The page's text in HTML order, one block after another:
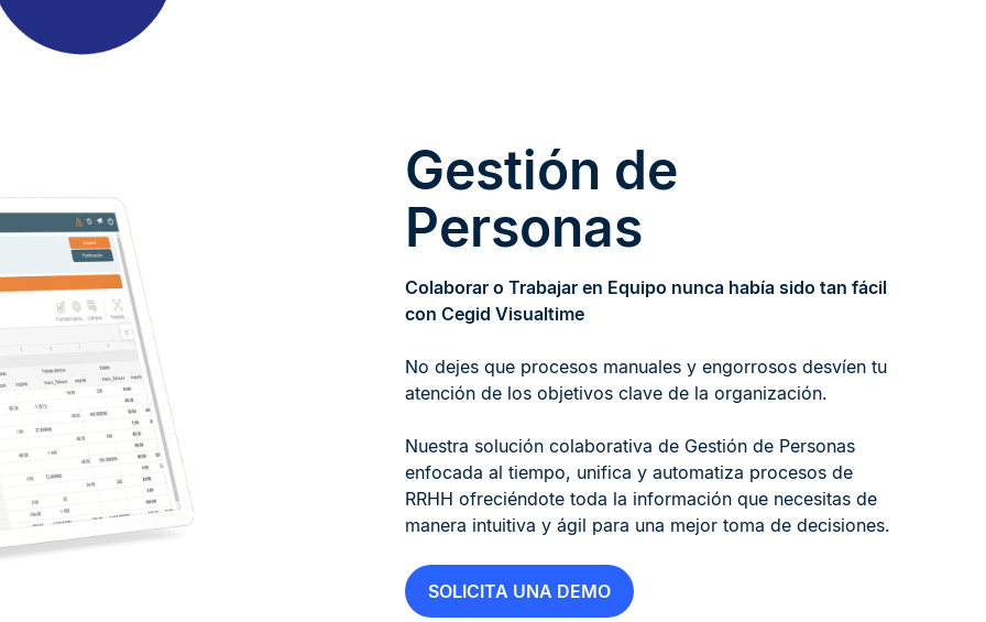
Gestión de
Personas
Colaborar o Trabajar en Equipo nunca había sido tan fácil
con Cegid Visualtime
No dejes que procesos manuales y engorrosos desvíen tu
atención de los objetivos clave de la organización.
Nuestra solución colaborativa de Gestión de Personas
enfocada al tiempo, unifica y automatiza procesos de
RRHH ofreciéndote toda la información que necesitas de
manera intuitiva y ágil para una mejor toma de decisiones.
SOLICITA UNA DEMO